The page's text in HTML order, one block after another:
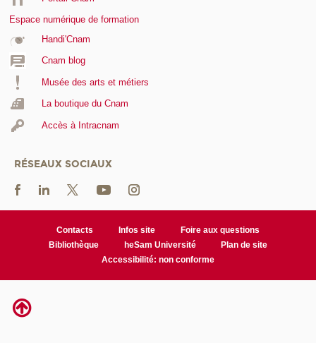
Espace numérique de formation
Handi'Cnam
Cnam blog
Musée des arts et métiers
La boutique du Cnam
Accès à Intracnam
RÉSEAUX SOCIAUX
Contacts Infos site
Foire aux questions
Bibliothèque
heSam Université
Plan de site
Accessibilité: non conforme